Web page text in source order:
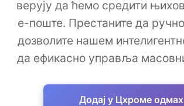
верују да ћемо средити
е-поште. Престаните да
дозволите нашем
да ефикасно управља
Додај у Цхроме одмах